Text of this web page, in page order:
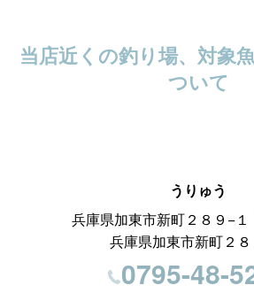
当店近くの釣り場、対象
ついて
うりゅう
兵庫県加東市新町２８９−１
兵庫県加東市新町２８
0795-48-